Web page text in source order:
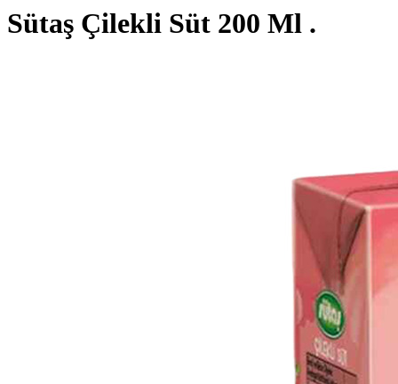
Sütaş Çilekli Süt 200 Ml .